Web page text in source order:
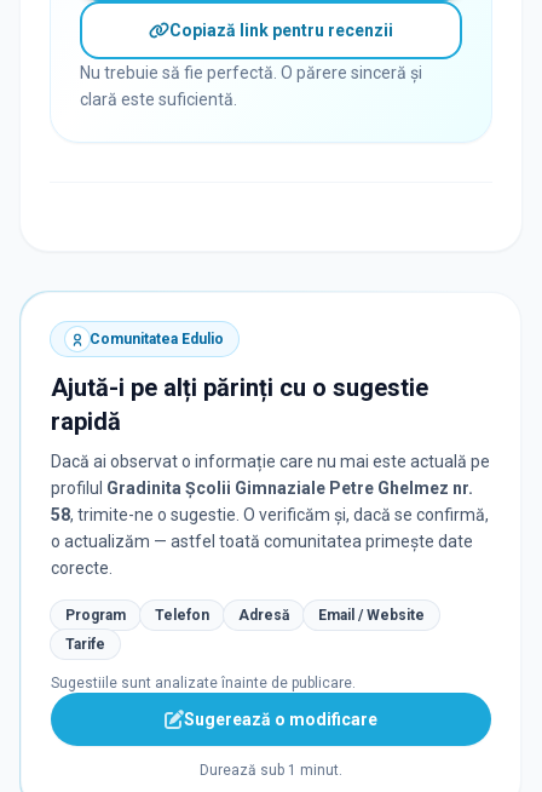
Copiază link pentru recenzii
Nu trebuie să fie perfectă. O părere sinceră și
clară este suficientă.
Comunitatea Edulio
Ajută-i pe alți părinți cu o sugestie
rapidă
Dacă ai observat o informație care nu mai este actuală pe
profilul Gradinita Școlii Gimnaziale Petre Ghelmez nr.
58, trimite-ne o sugestie. O verificăm și, dacă se confirmă,
o actualizăm — astfel toată comunitatea primește date
corecte.
Program Telefon Adresă
Email / Website
Tarife
Sugestiile sunt analizate înainte de publicare.
Sugerează o modificare
Durează sub 1 minut.